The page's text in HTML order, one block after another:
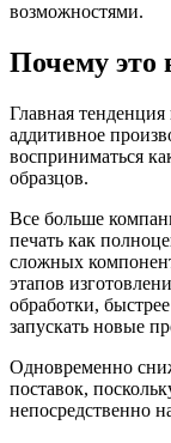
возможностями.
Почему это
Главная тенденция
аддитивное
восприниматься
образцов.
Все больше
печать как
сложных
этапов
обработки,
запускать новые
Одновременно
поставок,
непосредственно